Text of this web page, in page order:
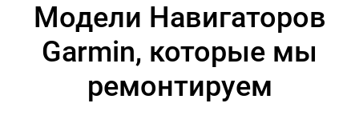
Модели Навигаторов
Garmin, которые мы
ремонтируем